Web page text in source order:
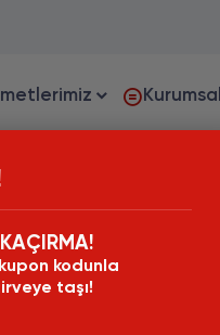
Kurumsal
kodunla
taşı!